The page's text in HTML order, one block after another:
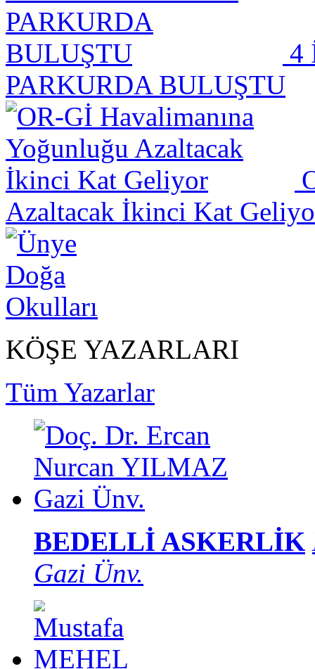
4
PARKURDA BULUŞTU
Azaltacak İkinci Kat
KÖŞE YAZARLARI
Tüm Yazarlar
BEDELLİ ASKERLİK
Gazi Ünv.